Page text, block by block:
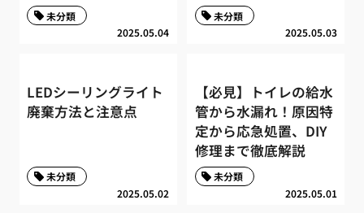
2025.05.04
未分類
2025.05.03
未分類
LEDシーリングライト
廃棄方法と注意点
2025.05.02
未分類
【必見】トイレの給水
管から水漏れ！原因特
定から応急処置、DIY
修理まで徹底解説
2025.05.01
未分類